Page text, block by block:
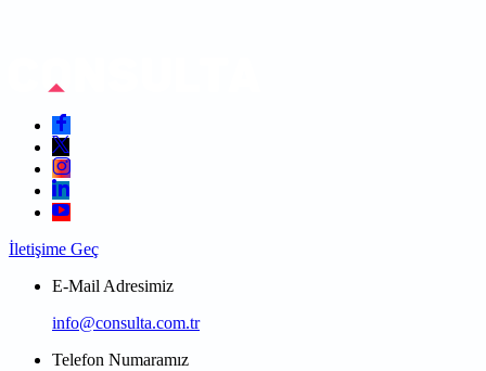
İletişime Geç
E-Mail Adresimiz
info@consulta.com.tr
Telefon Numaramız